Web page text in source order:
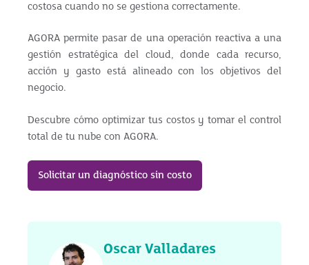
costosa cuando no se gestiona correctamente.
AGORA permite pasar de una operación reactiva a una
gestión estratégica del cloud, donde cada recurso,
acción y gasto está alineado con los objetivos del
negocio.
Descubre cómo optimizar tus costos y tomar el control
total de tu nube con AGORA.
Solicitar un diagnóstico sin costo
Oscar Valladares